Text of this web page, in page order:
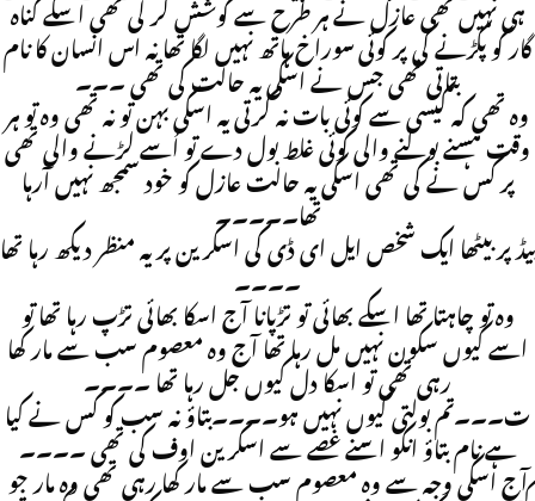
ہی نہیں تھی عازل نے ہر طرح سے کوشش کر لی تھی اسکے گناہ
گار کو پکڑنے کی پر کوئی سوراخ ہاتھ نہیں لگا تھا نہ اس انسان کا نام
بتاتی تھی جس نے اسکی یہ حالت کی تھی ۔۔۔
وہ تھی کہ کیسی سے کوئی بات نہ کرتی یہ اسکی بہن تو نہ تھی وہ تو ہر
وقت ہسنے بولنے والی کوئی غلط بول دے تو اُسے لڑنے والی تھی
پر کس نے کی تھی اسکی یہ حالت عازل کو خود سمجھ نہیں آرہا
تھا۔۔۔۔۔
بیڈ پر بیٹھا ایک شخص ایل ای ڈی کی اسكرین پر یہ منظر دیکھ رہا تھا
۔۔۔۔
وہ تو چاہتا تھا اسکے بھائی تو تڑپانا آج اسکا بھائی تڑپ رہا تھا تو
اسے کیوں سکون نہیں مل رہا تھا آج وہ معصوم سب سے مار کھا
رہی تھی تو اسکا دل کیوں جل رہا تھا ۔۔۔۔
ت۔۔۔تم بولتی کیوں نہیں ہو۔۔۔۔بتاؤ نہ سب کو کس نے کیا
ہے نام بتاؤ انکو اسنے غصے سے اسکرین اوف کی تھی ۔۔۔۔
آج اسکی وجہ سے وہ معصوم سب سے مار کھا رہی تھی وہ مار جو